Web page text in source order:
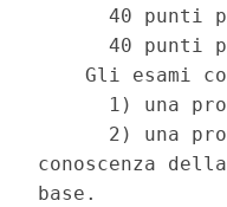
40 punti
40 punti
Gli esami
1) una
2) una
conoscenza
base.